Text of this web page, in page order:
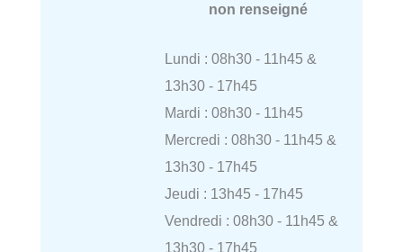
non renseigné
Lundi : 08h30 - 11h45 &
13h30 - 17h45
Mardi : 08h30 - 11h45
Mercredi : 08h30 - 11h45 &
13h30 - 17h45
Jeudi : 13h45 - 17h45
Vendredi : 08h30 - 11h45 &
13h30 - 17h45